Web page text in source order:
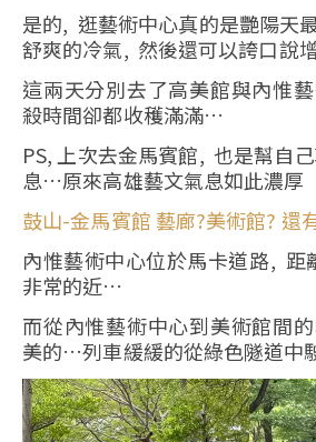
是的, 逛藝術中心真的是艷陽天
舒爽的冷氣, 然後還可以誇口說
這兩天分別去了高美館與內惟
殺時間卻都收穫滿滿…
PS, 上次去金馬賓館, 也是幫自
息…原來高雄藝文氣息如此濃厚
鼓山-金馬賓館 藝廊?美術館? 還
內惟藝術中心位於馬卡道路, 距
非常的近…
而從內惟藝術中心到美術館間
美的…列車緩緩的從綠色隧道中